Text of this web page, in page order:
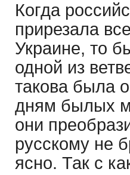
Когда
прирезала
Украине, то
одной из
такова была
дням былых
они
русскому не
ясно. Так с